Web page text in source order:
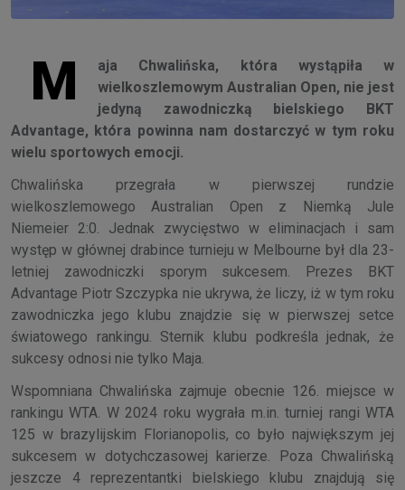
M
aja Chwalińska, która wystąpiła w
wielkoszlemowym Australian Open, nie jest
jedyną zawodniczką bielskiego BKT
Advantage, która powinna nam dostarczyć w tym roku
wielu sportowych emocji.
Chwalińska przegrała w pierwszej rundzie
wielkoszlemowego Australian Open z Niemką Jule
Niemeier 2:0. Jednak zwycięstwo w eliminacjach i sam
występ w głównej drabince turnieju w Melbourne był dla 23-
letniej zawodniczki sporym sukcesem. Prezes BKT
Advantage Piotr Szczypka nie ukrywa, że liczy, iż w tym roku
zawodniczka jego klubu znajdzie się w pierwszej setce
światowego rankingu. Sternik klubu podkreśla jednak, że
sukcesy odnosi nie tylko Maja.
Wspomniana Chwalińska zajmuje obecnie 126. miejsce w
rankingu WTA. W 2024 roku wygrała m.in. turniej rangi WTA
125 w brazylijskim Florianopolis, co było największym jej
sukcesem w dotychczasowej karierze. Poza Chwalińską
jeszcze 4 reprezentantki bielskiego klubu znajdują się